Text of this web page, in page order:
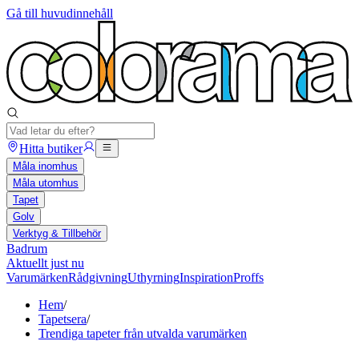
Gå till huvudinnehåll
Hitta butiker
Måla inomhus
Måla utomhus
Tapet
Golv
Verktyg & Tillbehör
Badrum
Aktuellt just nu
VarumärkenRådgivningUthyrningInspirationProffs
Hem/
Tapetsera/
Trendiga tapeter från utvalda varumärken